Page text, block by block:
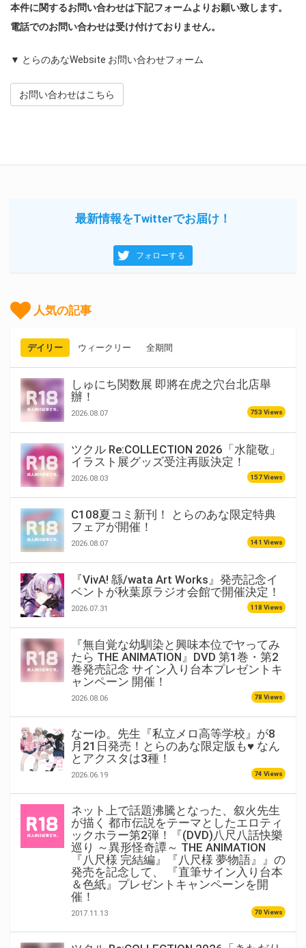
本件に関するお問い合わせは下記フォームよりお願い致します。
電話でのお問い合わせは受け付けておりません。
▼ とらのあなWebsite お問い合わせフォーム
お問い合わせはこちら
最新情報をTwitterでお届け！
フォローする
人気の記事
デイリー ウィークリー 全期間
しゅにち関数展 即將在虎之穴台北店舉
辦！
2026.08.07 753 Views
ツクル Re:COLLECTION 2026「水龍敬」
イラスト展グッズ受注再販決定！
2026.08.03 157 Views
C108夏コミ新刊！ とらのあな限定特典
フェアが開催！
2026.08.07 141 Views
『VivA! 緜/wata Art Works』発売記念イ
ベントが秋葉原ラジオ会館で開催決定！
2026.07.31 118 Views
『無自覚な幼馴染と興味本位でヤってみ
たら THE ANIMATION』DVD 第1巻・第2
巻発売記念 サイン入り台本プレゼントキ
ャンペーン 開催！
2026.08.06 78 Views
なーゆ。先生『私立メロ高等学校』が8
月21日発売！とらのあな限定版も♥ なん
とアクスタは3種！
2026.06.19 74 Views
ネット上で話題沸騰となった、叙火先生
が描く 都市伝説をテーマとしたエロティ
ックホラー第2弾！『(DVD)八尺八話快樂
巡り ～異形怪奇譚～ THE ANIMATION
『八尺様 完結編』『八尺様 夢物語』』の
発売を記念して、 『直筆サイン入り台本
＆色紙』プレゼントキャンペーンを開
催！
2017.11.13 70 Views